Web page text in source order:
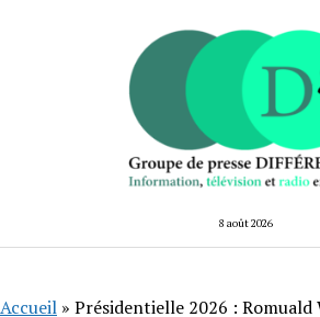
8 août 2026
Accueil » Présidentielle 2026 : Romuald